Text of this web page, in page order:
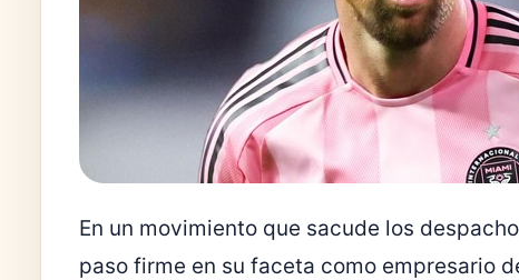
En un movimiento que sacude los
paso firme en su faceta como empresario